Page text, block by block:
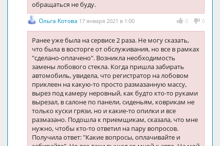
обращаться не буду.
0 0
Ольга Котова 17 января 2021 в 1:00
Ранее уже была на сервисе 2 раза. Не могу сказать,
что была в восторге от обслуживания, но все в рамках
"сделано-оплачено". Возникла необходимость
замены лобового стекла. Когда пришла забирать
автомобиль, увидела, что регистратор на лобовом
приклеен на какую-то просто размазанную массу,
вырез под камеру неровный, как будто кто-то руками
вырезал, в салоне по панели, сиденьям, коврикам не
только куски грязи, но и какие-то опилки и все
размазано. Подошла к приемщикам, сказала, что мне
нужно, чтобы кто-то ответил на пару вопросов.
Получила ответ: "Какие вопросы, оплачивайте и